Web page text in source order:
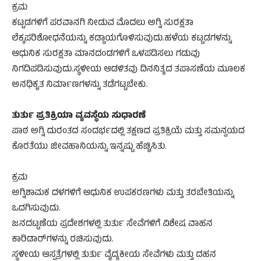
ಕ್ರಮ
ಕಟ್ಟಡಗಳಿಗೆ ಪರವಾನಗಿ ನೀಡುವ ಮೊದಲು ಅಗ್ನಿ ಸುರಕ್ಷತಾ
ಲೆಕ್ಕಪರಿಶೋಧನೆಯನ್ನು ಕಡ್ಡಾಯಗೊಳಿಸುವುದು.ಹಳೆಯ ಕಟ್ಟಡಗಳನ್ನು
ಆಧುನಿಕ ಸುರಕ್ಷತಾ ಮಾನದಂಡಗಳಿಗೆ ಒಳಪಡಿಸಲು ಗಡುವು
ನಿಗದಿಪಡಿಸುವುದು.ಸ್ಥಳೀಯ ಆಡಳಿತವು ದಿನನಿತ್ಯದ ತಪಾಸಣೆಯ ಮೂಲಕ
ಅನಧಿಕೃತ ನಿರ್ಮಾಣಗಳನ್ನು ತಡೆಗಟ್ಟಬೇಕು.
ತುರ್ತು ಪ್ರತಿಕ್ರಿಯಾ ವ್ಯವಸ್ಥೆಯ ಸುಧಾರಣೆ
ಪಾಠ ಅಗ್ನಿ ದುರಂತದ ಸಂದರ್ಭದಲ್ಲಿ ತಕ್ಷಣದ ಪ್ರತಿಕ್ರಿಯೆ ಮತ್ತು ಸಮನ್ವಯದ
ಕೊರತೆಯು ಜೀವಹಾನಿಯನ್ನು ಇನ್ನಷ್ಟು ಹೆಚ್ಚಿಸಿತು.
ಕ್ರಮ
ಅಗ್ನಿಶಾಮಕ ದಳಗಳಿಗೆ ಆಧುನಿಕ ಉಪಕರಣಗಳು ಮತ್ತು ತರಬೇತಿಯನ್ನು
ಒದಗಿಸುವುದು.
ಜನದಟ್ಟಣೆಯ ಪ್ರದೇಶಗಳಲ್ಲಿ ತುರ್ತು ಸೇವೆಗಳಿಗೆ ವಿಶೇಷ ವಾಹನ
ಕಾರಿಡಾರ್‌ಗಳನ್ನು ರಚಿಸುವುದು.
ಸ್ಥಳೀಯ ಆಸ್ಪತ್ರೆಗಳಲ್ಲಿ ತುರ್ತು ವೈದ್ಯಕೀಯ ಸೇವೆಗಳು ಮತ್ತು ದಹನ